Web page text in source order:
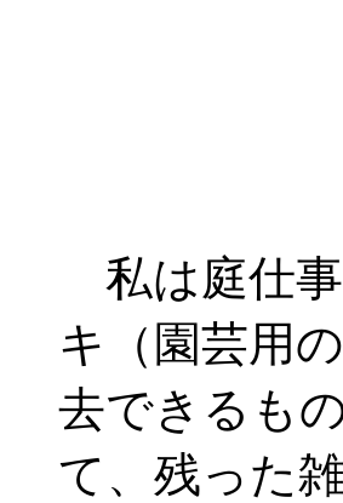
私は庭仕
キ（園芸用
去できるも
て、残った